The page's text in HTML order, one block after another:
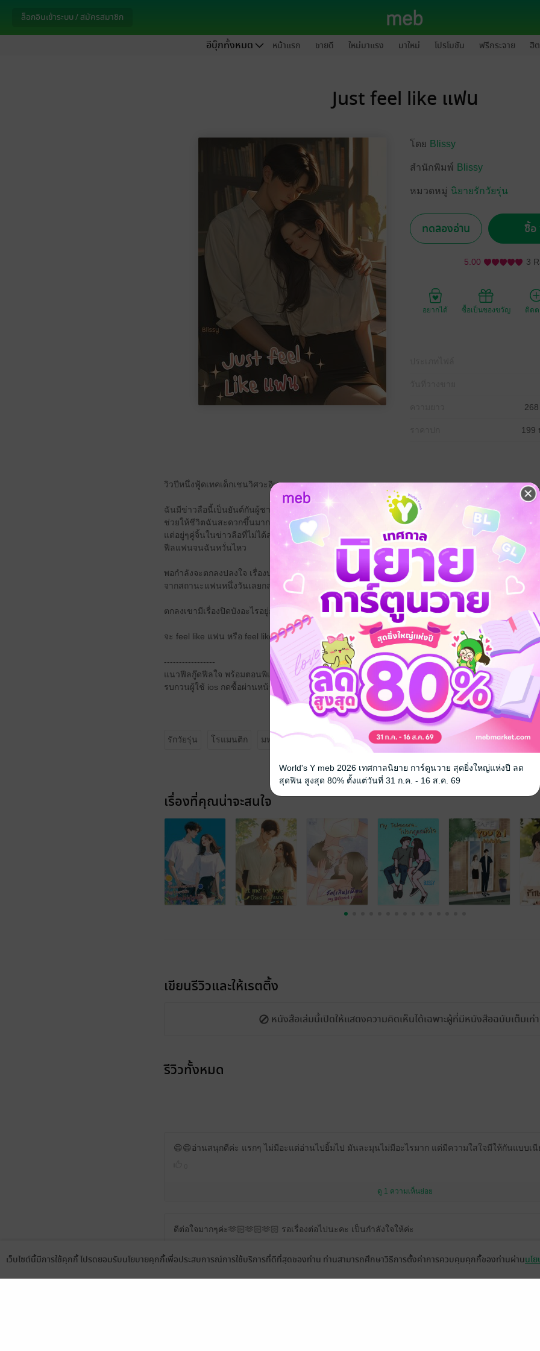
ล็อกอินเข้าระบบ / สมัครสมาชิก
อีบุ๊กทั้งหมด หน้าแรก ขายดี ใหม่มาแรง มาใหม่ โปรโมชัน ฟรีกระจาย ฮิ
Just feel like แฟน
โดย Blissy
สำนักพิมพ์ Blissy
หมวดหมู่ นิยายรักวัยรุ่น
ทดลองอ่าน ซื้อ
5.00 3
อยากได้ ซื้อเป็นของขวัญ ติด
199
วิวปีหนึ่งฟู้ดเทคเด็กเชนวิศวะอิเลค
ฉันมีข่าวลือนี้เป็นยันต์กันผู้ชายหน้าม่อทั้งหลายแหล่มาตลอดหนึ่งเทอมโดยไม่คิดจะแก้ข่าวใดๆและแสนจ
ช่วยให้ชีวิตฉันสะดวกขึ้นมาก
แต่อยู่ๆคู่จิ้นในข่าวลือที่ไม่ได้สนิทกันกลับทำตัวแปลกๆ เหมือนอยากให้ข่าวลือเป็นเรื่องจริงเขาเลยอ่อยไ
ฟีลแฟนจนฉันหวั่นไหว
พอกำลังจะตกลงปลงใจ เรื่องบางอย่างก็ดันทำให้ความสัมพันธ์ของเราแย่ลง
จากสถานะแฟนหนึ่งวันเลยกลายเป็นคนแปลกหน้าไปในที่สุดแต่พอหยุดความสัมพันธ์เขากลับไม่ยอมปล่อ
ตกลงเขามีเรื่องปิดบังอะไรอยู่กันแน่ถึงได้ทำยึกๆยักๆแบบนี้
จะ feel like แฟน หรือ feel like sad ก็เลือกเอาสักอย่างเถอะค่ะ!
-----------------
แนวฟีลกู๊ดฟีลใจ พร้อมตอนพิเศษที่มีในเฉพาะ E-book 3 ตอนค่ะ
รบกวนผู้ใช้ ios กดซื้อผ่านหน้าเว็บจะได้ราคาถูกกว่านะคะ
รักวัยรุ่น โรแมนติก มหาวิทยาลัย
เรื่องที่คุณน่าจะสนใจ
เขียนรีวิวและให้เรตติ้ง
หนังสือเล่มนี้เปิดให้แสดงความคิดเห็นได้เฉพาะผู้ที่มีหนังสือฉบับเต็มเท่
รีวิวทั้งหมด
😄😄อ่านสนุกดีค่ะ แรกๆ ไม่มีอะแต่อ่านไปยิ้มไป มันละมุนไม่มีอะไรมาก แต่มีความใสใจมีให้กันแบบเนี
ดู 1 ความเห็นย่อย
ดีต่อใจมากๆค่ะ🫶🏻🫶🏻🫶🏻 รอเรื่องต่อไปนะคะ เป็นกำลังใจให้ค่ะ
เว็บไซต์นี้มีการใช้คุกกี้ โปรดยอมรับนโยบายคุกกี้เพื่อประสบการณ์การใช้บริการที่ดีที่สุดของท่าน ท่านสามารถศึกษาวิธีการตั้งค่าการควบคุมคุกกี้ของท่านผ่านนโ
World's Y meb 2026 เทศกาลนิยาย การ์ตูนวาย สุดยิ่งใหญ่แห่งปี ลด
สุดฟิน สูงสุด 80% ตั้งแต่วันที่ 31 ก.ค. - 16 ส.ค. 69